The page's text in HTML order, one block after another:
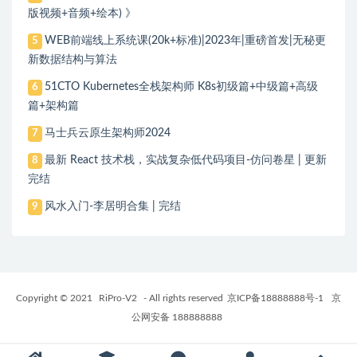
版视频+音频+绘本) 》
5
WEB前端线上系统课(20k+标准)|2023年|重磅首发|无秘更
新数据结构与算法
6
51CTO Kubernetes全栈架构师 K8s初级篇+中级篇+高级
篇+架构篇
7 马士兵云原生架构师2024
8
最新 React 技术栈，实战复杂低代码项目-仿问卷星 | 更新
完结
9 风水入门-李居明合集 | 完结
Copyright © 2021 RiPro-V2 - All rights reserved 京ICP备18888888号-1
京
公网安备 188888888